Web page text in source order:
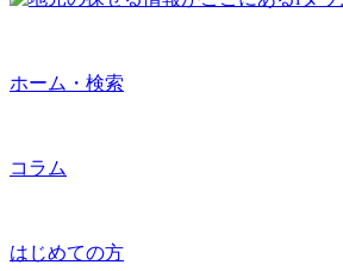
ホーム・検索
コラム
はじめての方